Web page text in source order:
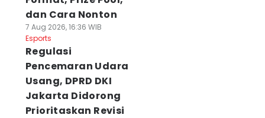
dan Cara Nonton
7 Aug 2026, 16:36 WIB
Esports
Regulasi
Pencemaran Udara
Usang, DPRD DKI
Jakarta Didorong
Prioritaskan Revisi